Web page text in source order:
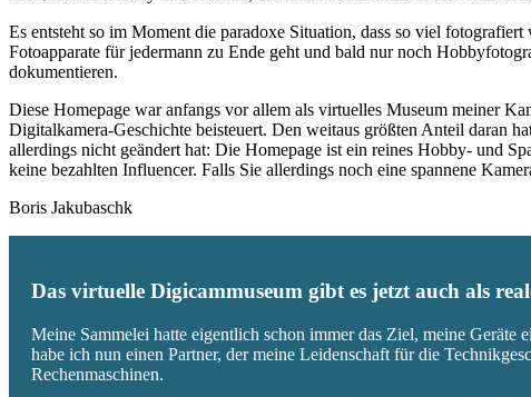
Es entsteht so im Moment die paradoxe Situation, dass so viel
Fotoapparate für jedermann zu Ende geht und bald nur noch
dokumentieren.
Diese Homepage war anfangs vor allem als virtuelles Museum meiner
Digitalkamera-Geschichte beisteuert. Den weitaus größten Anteil daran
allerdings nicht geändert hat: Die Homepage ist ein reines Hobby- und
keine bezahlten Influencer. Falls Sie allerdings noch eine spannene
Boris Jakubaschk
Das virtuelle Digicammuseum gibt es jetzt auch als
Meine Sammelei hatte eigentlich schon immer das Ziel, meine
habe ich nun einen Partner, der meine Leidenschaft für die
Rechenmaschinen.